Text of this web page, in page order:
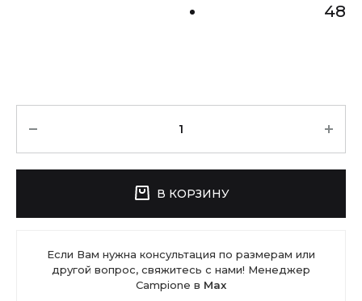
48
В КОРЗИНУ
Если Вам нужна консультация по размерам или
другой вопрос, свяжитесь с нами! Менеджер
Campione в Max